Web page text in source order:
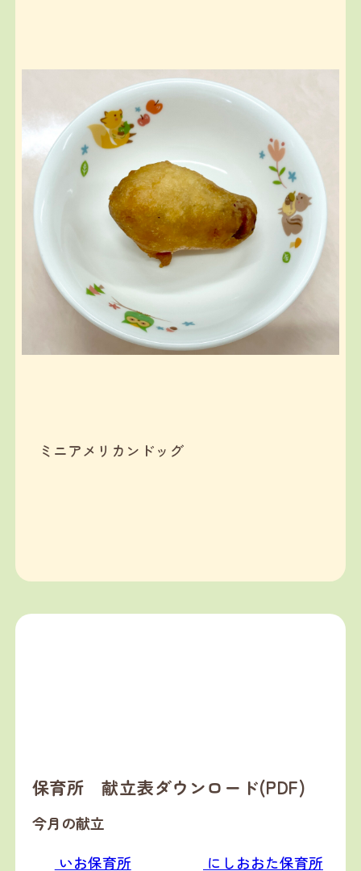
ミニアメリカンドッグ
保育所 献立表ダウンロード(PDF)
今月の献立
いお保育所
にしおおた保育所